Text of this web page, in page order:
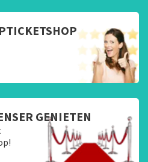
GENIETEN